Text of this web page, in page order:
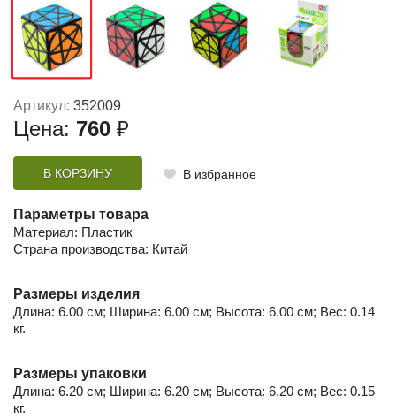
Артикул: 352009
Цена: 760 ₽
В КОРЗИНУ В избранное
Параметры товара
Материал: Пластик
Страна производства: Китай
Размеры изделия
Длина: 6.00 см; Ширина: 6.00 см; Высота: 6.00 см; Вес: 0.14
кг.
Размеры упаковки
Длина: 6.20 см; Ширина: 6.20 см; Высота: 6.20 см; Вес: 0.15
кг.